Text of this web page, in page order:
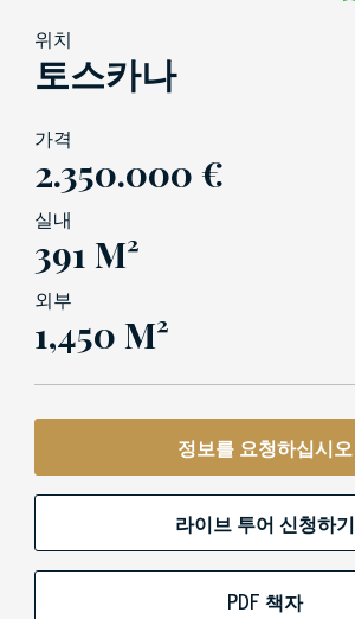
위치
토스카나
가격
2.350.000 €
실내
391 M²
외부
1,450 M²
정보를 요청하십시오
라이브 투어 신청하기
PDF 책자